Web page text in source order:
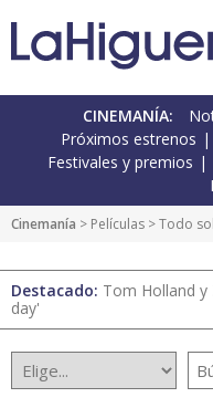
CINEMANÍA:
Próximos estrenos
Festivales y premios
Cinemanía > Películas >Todo
Destacado: Tom Holland y
day'